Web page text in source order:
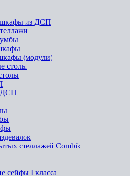
шкафы из ДСП
(модули)
столы
ДСП
стеллажей Combik
сейфы I класса